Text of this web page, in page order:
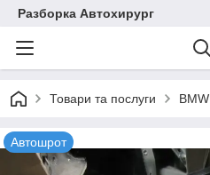
Разборка Автохирург
Товари та послуги BMW
Автошрот